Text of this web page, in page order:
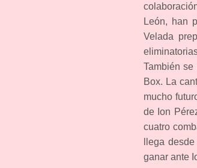
León, han
Velada
También
Box. La
mucho
de Ion
cuatro
llega
ganar ante